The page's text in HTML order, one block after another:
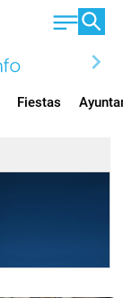
chevron_right
Fiestas